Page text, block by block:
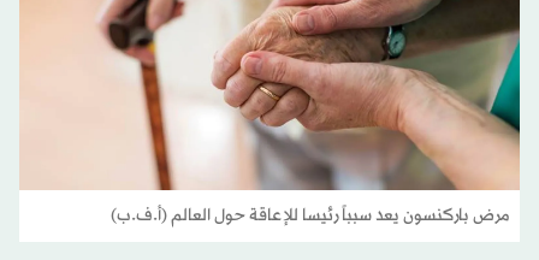
مرض باركنسون يعد سبباً رئيسا للإعاقة حول العالم (أ.ف.ب)